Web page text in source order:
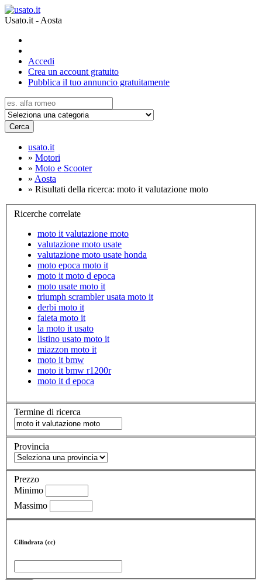
Usato.it - Aosta
Accedi
Crea un account gratuito
Pubblica il tuo annuncio gratuitamente
Cerca
usato.it
» Motori
» Moto e Scooter
» Aosta
» Risultati della ricerca: moto it valutazione moto
Ricerche correlate
moto it valutazione moto
valutazione moto usate
valutazione moto usate honda
moto epoca moto it
moto it moto d epoca
moto usate moto it
triumph scrambler usata moto it
derbi moto it
faieta moto it
la moto it usato
listino usato moto it
miazzon moto it
moto it bmw
moto it bmw r1200r
moto it d epoca
Termine di ricerca
Provincia
Prezzo
Minimo
Massimo
Cilindrata (cc)